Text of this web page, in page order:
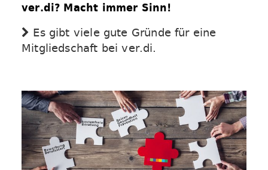
ver.di? Macht immer Sinn!
Es gibt viele gute Gründe für eine
Mitgliedschaft bei ver.di.